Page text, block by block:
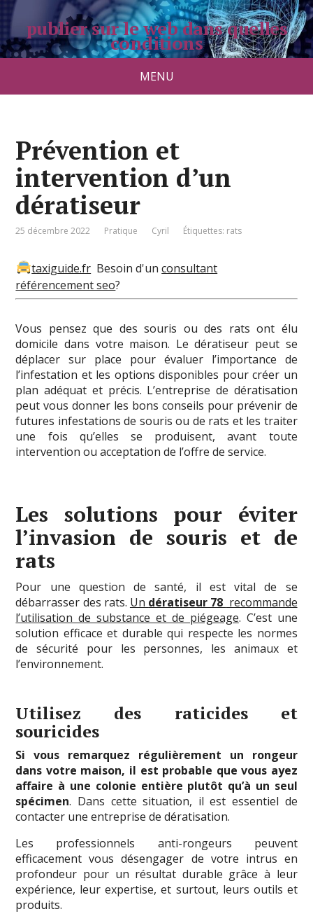
publier sur le web dans quelles
conditions
MENU
Prévention et
intervention d’un
dératiseur
25 décembre 2022 Pratique Cyril Étiquettes: rats
taxiguide.fr Besoin d'unconsultant
référencement seo?
Vous pensez que des souris ou des rats ont élu
domicile dans votre maison. Le dératiseur peut se
déplacer sur place pour évaluer l’importance de
l’infestation et les options disponibles pour créer un
plan adéquat et précis. L’entreprise de dératisation
peut vous donner les bons conseils pour prévenir de
futures infestations de souris ou de rats et les traiter
une fois qu’elles se produisent, avant toute
intervention ou acceptation de l’offre de service.
Les solutions pour éviter
l’invasion de souris et de
rats
Pour une question de santé, il est vital de se
débarrasser des rats. Un dératiseur 78 recommande
l’utilisation de substance et de piégeage. C’est une
solution efficace et durable qui respecte les normes
de sécurité pour les personnes, les animaux et
l’environnement.
Utilisez des raticides et
souricides
Si vous remarquez régulièrement un rongeur
dans votre maison, il est probable que vous ayez
affaire à une colonie entière plutôt qu’à un seul
spécimen. Dans cette situation, il est essentiel de
contacter une entreprise de dératisation.
Les professionnels anti-rongeurs peuvent
efficacement vous désengager de votre intrus en
profondeur pour un résultat durable grâce à leur
expérience, leur expertise, et surtout, leurs outils et
produits.